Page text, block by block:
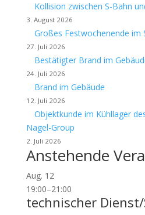
Kollision zwischen S-Bahn
3. August 2026
Großes Festwochenende im
27. Juli 2026
Bestätigter Brand im
24. Juli 2026
Brand im Gebäude
12. Juli 2026
Objektkunde im Kühllager
Nagel-Group
2. Juli 2026
Anstehende
Aug. 12
19:00–21:00
technischer